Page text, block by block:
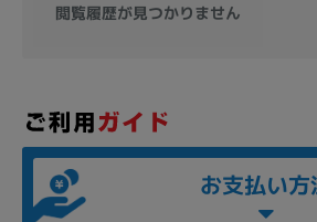
閲覧履歴が見つかりません
お支払い方